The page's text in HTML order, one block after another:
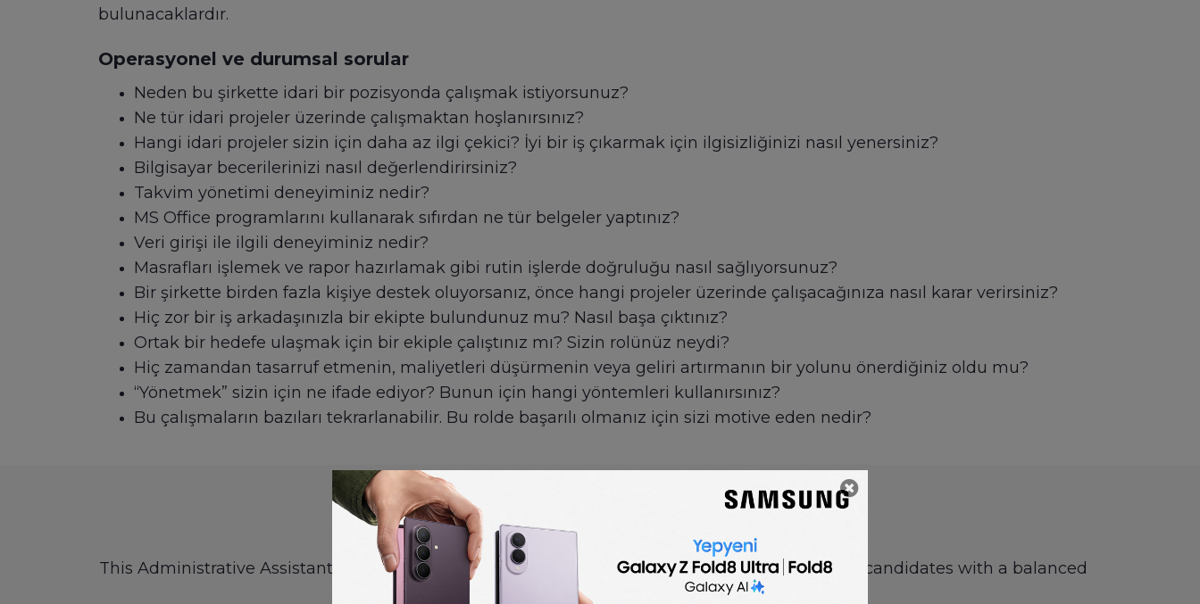
bulunacaklardır.
Operasyonel ve durumsal sorular
Neden bu şirkette idari bir pozisyonda çalışmak istiyorsunuz?
Ne tür idari projeler üzerinde çalışmaktan hoşlanırsınız?
Hangi idari projeler sizin için daha az ilgi çekici? İyi bir iş çıkarmak için ilgisizliğinizi nasıl yenersiniz?
Bilgisayar becerilerinizi nasıl değerlendirirsiniz?
Takvim yönetimi deneyiminiz nedir?
MS Office programlarını kullanarak sıfırdan ne tür belgeler yaptınız?
Veri girişi ile ilgili deneyiminiz nedir?
Masrafları işlemek ve rapor hazırlamak gibi rutin işlerde doğruluğu nasıl sağlıyorsunuz?
Bir şirkette birden fazla kişiye destek oluyorsanız, önce hangi projeler üzerinde çalışacağınıza nasıl karar verirsiniz?
Hiç zor bir iş arkadaşınızla bir ekipte bulundunuz mu? Nasıl başa çıktınız?
Ortak bir hedefe ulaşmak için bir ekiple çalıştınız mı? Sizin rolünüz neydi?
Hiç zamandan tasarruf etmenin, maliyetleri düşürmenin veya geliri artırmanın bir yolunu önerdiğiniz oldu mu?
“Yönetmek” sizin için ne ifade ediyor? Bunun için hangi yöntemleri kullanırsınız?
Bu çalışmaların bazıları tekrarlanabilir. Bu rolde başarılı olmanız için sizi motive eden nedir?
Administrative Assistant Interview Questions
This Administrative Assistant interview profile brings together a snapshot of what to look for in candidates with a balanced
sample of suitable interview questions.